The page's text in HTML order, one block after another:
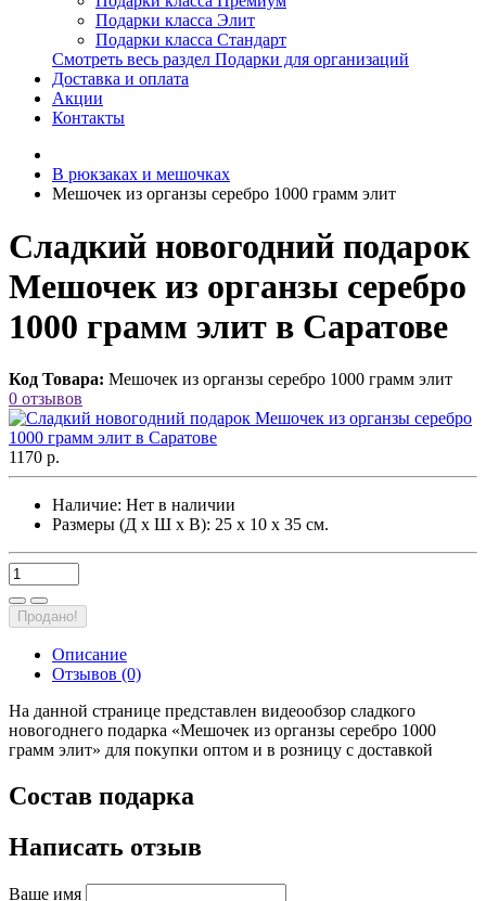
Подарки класса Элит
Подарки класса Стандарт
Смотреть весь раздел Подарки для организаций
Доставка и оплата
Акции
Контакты
В рюкзаках и мешочках
Мешочек из органзы серебро 1000 грамм элит
Сладкий новогодний подарок
Мешочек из органзы серебро
1000 грамм элит в Саратове
Код Товара: Мешочек из органзы серебро 1000 грамм элит
0 отзывов
1170 р.
Наличие: Нет в наличии
Размеры (Д х Ш х В): 25 х 10 х 35 см.
Продано!
Описание
Отзывов (0)
На данной странице представлен видеообзор сладкого
новогоднего подарка «Мешочек из органзы серебро 1000
грамм элит» для покупки оптом и в розницу с доставкой
Состав подарка
Написать отзыв
Ваше имя